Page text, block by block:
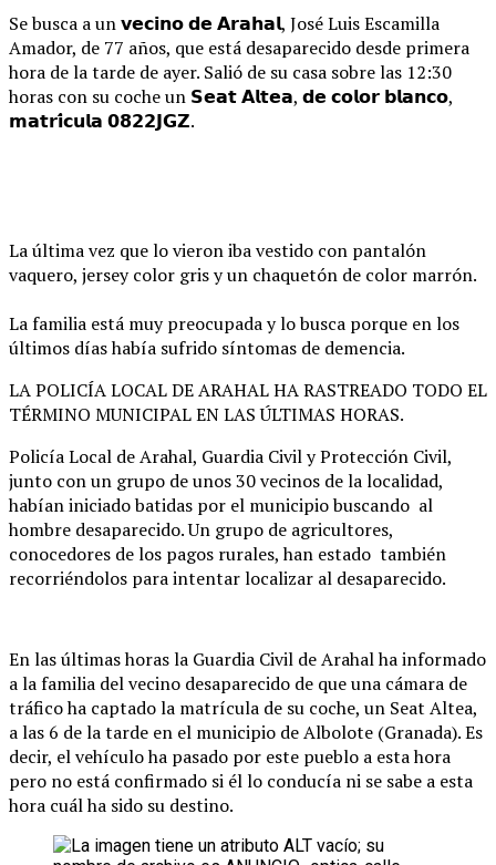
Se busca a un 𝘃𝗲𝗰𝗶𝗻𝗼 𝗱𝗲 𝗔𝗿𝗮𝗵𝗮𝗹, José Luis Escamilla
Amador, de 77 años, que está desaparecido desde primera
hora de la tarde de ayer. Salió de su casa sobre las 12:30
horas con su coche un 𝗦𝗲𝗮𝘁 𝗔𝗹𝘁𝗲𝗮, 𝗱𝗲 𝗰𝗼𝗹𝗼𝗿 𝗯𝗹𝗮𝗻𝗰𝗼,
𝗺𝗮𝘁𝗿𝗶́𝗰𝘂𝗹𝗮 𝟬𝟴𝟮𝟮𝗝𝗚𝗭.
La última vez que lo vieron iba vestido con pantalón
vaquero, jersey color gris y un chaquetón de color marrón.
La familia está muy preocupada y lo busca porque en los
últimos días había sufrido síntomas de demencia.
LA POLICÍA LOCAL DE ARAHAL HA RASTREADO TODO EL
TÉRMINO MUNICIPAL EN LAS ÚLTIMAS HORAS.
Policía Local de Arahal, Guardia Civil y Protección Civil,
junto con un grupo de unos 30 vecinos de la localidad,
habían iniciado batidas por el municipio buscando al
hombre desaparecido. Un grupo de agricultores,
conocedores de los pagos rurales, han estado también
recorriéndolos para intentar localizar al desaparecido.
En las últimas horas la Guardia Civil de Arahal ha informado
a la familia del vecino desaparecido de que una cámara de
tráfico ha captado la matrícula de su coche, un Seat Altea,
a las 6 de la tarde en el municipio de Albolote (Granada). Es
decir, el vehículo ha pasado por este pueblo a esta hora
pero no está confirmado si él lo conducía ni se sabe a esta
hora cuál ha sido su destino.